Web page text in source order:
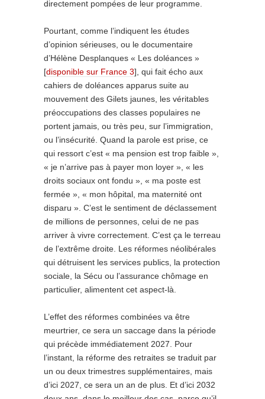
directement pompées de leur programme.
Pourtant, comme l’indiquent les études
d’opinion sérieuses, ou le documentaire
d’Hélène Desplanques « Les doléances »
[disponible sur France 3], qui fait écho aux
cahiers de doléances apparus suite au
mouvement des Gilets jaunes, les véritables
préoccupations des classes populaires ne
portent jamais, ou très peu, sur l’immigration,
ou l’insécurité. Quand la parole est prise, ce
qui ressort c’est « ma pension est trop faible »,
« je n’arrive pas à payer mon loyer », « les
droits sociaux ont fondu », « ma poste est
fermée », « mon hôpital, ma maternité ont
disparu ». C’est le sentiment de déclassement
de millions de personnes, celui de ne pas
arriver à vivre correctement. C’est ça le terreau
de l’extrême droite. Les réformes néolibérales
qui détruisent les services publics, la protection
sociale, la Sécu ou l’assurance chômage en
particulier, alimentent cet aspect-là.
L’effet des réformes combinées va être
meurtrier, ce sera un saccage dans la période
qui précède immédiatement 2027. Pour
l’instant, la réforme des retraites se traduit par
un ou deux trimestres supplémentaires, mais
d’ici 2027, ce sera un an de plus. Et d’ici 2032